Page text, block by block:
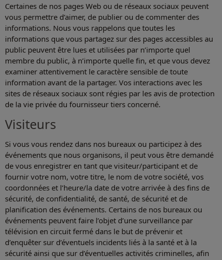
Certaines de nos pages Web ou de réseaux sociaux peuvent
vous permettre d’aimer, de publier ou de commenter des
informations. Nous vous rappelons que toutes les
informations que vous partagez sur des pages accessibles au
public peuvent être lues et utilisées par n’importe quel
membre du public, à n’importe quelle fin, et que vous devez
examiner attentivement le caractère sensible de toute
information avant de la partager. Vos interactions avec les
sites de réseaux sociaux sont régies par les avis de protection
de la vie privée du fournisseur tiers concerné.
Visiteurs
Si vous vous rendez dans nos bureaux ou participez à des
événements que nous organisons, il peut vous être demandé
de vous enregistrer en tant que visiteur/participant et de
fournir votre nom, votre titre, le nom de votre société, vos
coordonnées et l’heure/la date de votre arrivée à des fins de
sécurité, de confidentialité, de santé, de sécurité et de
planification des événements. Certains de nos bureaux ou
événements peuvent faire l’objet d’une surveillance par
télévision en circuit fermé dans le but de prévenir et
d’enquêter sur d’éventuels incidents liés à la santé et à la
sécurité ainsi que sur d’éventuelles activités criminelles, afin